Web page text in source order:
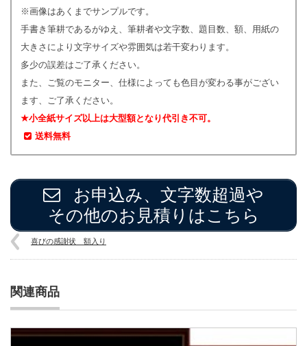
※画像はあくまでサンプルです。
手書き筆耕であるがゆえ、筆耕者や文字数、題目数、額、用紙の
大きさにより文字サイズや雰囲気は若干変わります。
多少の誤差はご了承ください。
また、ご覧のモニター、仕様によっても色目が変わる事がござい
ます、ご了承ください。
★小全紙サイズ以上は大型額となり代引き不可。
送料無料
お申込み、文字数超過や
その他のお見積りはこちら
喜びの感謝状 額入り
関連商品